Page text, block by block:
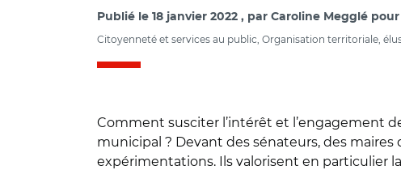
Publié le 18 janvier 2022 par Caroline Megglé
Citoyenneté et services au public, Organisation territoriale,
Comment susciter l’intérêt et l’engagement
municipal ? Devant des sénateurs, des
expérimentations. Ils valorisent en particulier